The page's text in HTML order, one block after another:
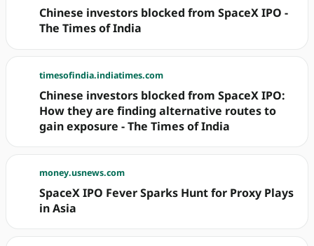
Chinese investors blocked from SpaceX IPO -
The Times of India
timesofindia.indiatimes.com
Chinese investors blocked from SpaceX IPO:
How they are finding alternative routes to
gain exposure - The Times of India
money.usnews.com
SpaceX IPO Fever Sparks Hunt for Proxy Plays
in Asia